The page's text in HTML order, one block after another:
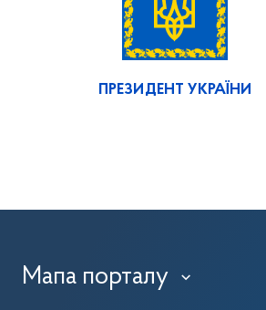
ПРЕЗИДЕНТ УКРАЇНИ
Мапа порталу ›